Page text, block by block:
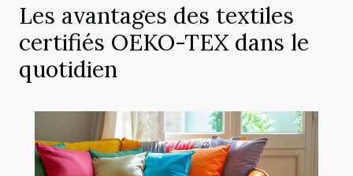
Les avantages des textiles
certifiés OEKO-TEX dans le
quotidien